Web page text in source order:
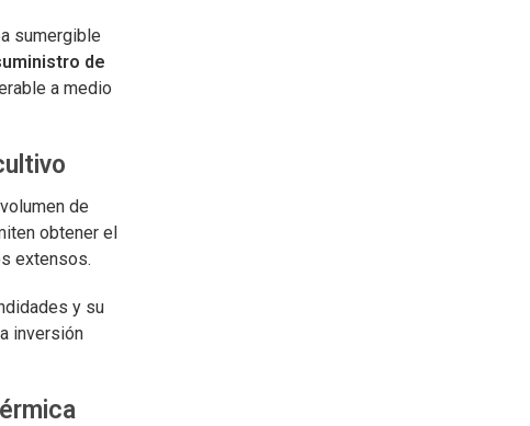
sumergible
de
a medio
de
obtener el
extensos.
y su
inversión